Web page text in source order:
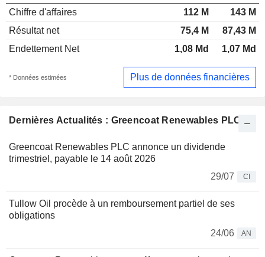
Dernières Actualités : Greencoat Renewables PLC
Greencoat Renewables PLC annonce un dividende
trimestriel, payable le 14 août 2026
29/07
CI
Tullow Oil procède à un remboursement partiel de ses
obligations
24/06
AN
Chiffre d'affaires
112 M
143 M
Résultat net
75,4 M
87,43 M
Endettement Net
1,08 Md 1,07 Md
* Données estimées Plus de données financières